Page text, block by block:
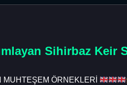
Sihirbaz Keir
ÖRNEKLERİ